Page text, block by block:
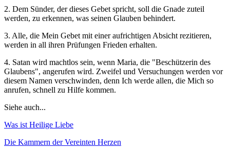
2. Dem Sünder, der dieses Gebet spricht, soll die Gnade zuteil
werden, zu erkennen, was seinen Glauben behindert.
3. Alle, die Mein Gebet mit einer aufrichtigen Absicht rezitieren,
werden in all ihren Prüfungen Frieden erhalten.
4. Satan wird machtlos sein, wenn Maria, die "Beschützerin des
Glaubens", angerufen wird. Zweifel und Versuchungen werden vor
diesem Namen verschwinden, denn Ich werde allen, die Mich so
anrufen, schnell zu Hilfe kommen.
Siehe auch...
Was ist Heilige Liebe
Die Kammern der Vereinten Herzen